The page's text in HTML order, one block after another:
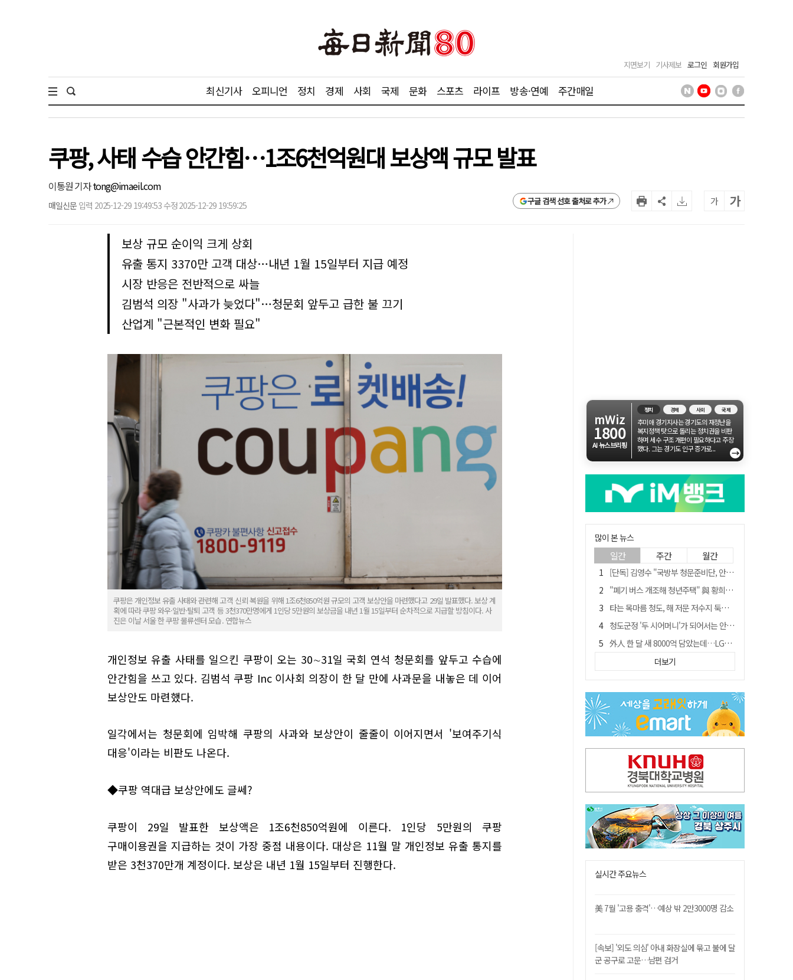
지면보기 기사제보 로그인 회원가입
최신기사 오피니언 정치 경제 사회 국제 문화 스포츠 라이프 방송·연예 주간매일
쿠팡, 사태 수습 안간힘…1조6천억원대 보상액 규모 발표
이통원 기자tong@imaeil.com
매일신문 입력 2025-12-29 19:49:53 수정 2025-12-29 19:59:25 구글 검색 선호 출처로 추가 가 가
보상 규모 순이익 크게 상회
유출 통지 3370만 고객 대상…내년 1월 15일부터 지급 예정
시장 반응은 전반적으로 싸늘
김범석 의장 "사과가 늦었다"…청문회 앞두고 급한 불 끄기
산업계 "근본적인 변화 필요"
쿠팡은 개인정보 유출 사태와 관련해 고객 신뢰 복원을 위해 1조6천850억원 규모의 고객 보상안을 마련했다고 29일 발표했다. 보상 계
획에 따라 쿠팡 와우·일반·탈퇴 고객 등 3천370만명에게 1인당 5만원의 보상금을 내년 1월 15일부터 순차적으로 지급할 방침이다. 사
진은 이날 서울 한 쿠팡 물류센터 모습. 연합뉴스
개인정보 유출 사태를 일으킨 쿠팡이 오는 30∼31일 국회 연석 청문회를 앞두고 수습에
안간힘을 쓰고 있다. 김범석 쿠팡 Inc 이사회 의장이 한 달 만에 사과문을 내놓은 데 이어
보상안도 마련했다.
일각에서는 청문회에 임박해 쿠팡의 사과와 보상안이 줄줄이 이어지면서 '보여주기식
대응'이라는 비판도 나온다.
◆쿠팡 역대급 보상안에도 글쎄?
쿠팡이 29일 발표한 보상액은 1조6천850억원에 이른다. 1인당 5만원의 쿠팡
구매이용권을 지급하는 것이 가장 중점 내용이다. 대상은 11월 말 개인정보 유출 통지를
받은 3천370만개 계정이다. 보상은 내년 1월 15일부터 진행한다.
mWiz
1800
AI 뉴스브리핑
정치 경제 사회 국제
추미애 경기지사는 경기도의 재정난을
복지정책 탓으로 돌리는 정치권을 비판
하며 세수 구조 개편이 필요하다고 주장
했다. 그는 경기도 인구 증가로...
→
많이 본 뉴스
일간 주간 월간
[단독] 김영수 "국방부 청문준비단, 안규백 탈영 알고있었다"
"폐기 버스 개조해 청년주택" 與 황희…'딸 학비는 年 4200만원'
타는 목마름 청도, 해 저문 저수지 둑에 군수가 서 있었다
청도군정 '두 시어머니'가 되어서는 안된다
外人 한 달 새 8000억 담았는데…LG이노텍 목표주가는 왜 엇갈릴까
임시휴업 들어갔던 홈플러스 영주점, 7일 영업 재개…지하 1층만 운영
SK하이닉스, 주당 375원 분기 배당 공시…"3분기 중 주주환원 방안 확정"
이의준 전 경북도 새마을봉사과장, 제28대 울릉군 부군수 취임
"상법개정해도 주주가 '봉'"…하이닉스 솔리다임 상장설에 술렁[개미와글와글]
더보기
실시간 주요뉴스
美 7월 '고용 충격'…예상 밖 2만3000명 감소
[속보] '외도 의심' 아내 화장실에 묶고 불에 달
군 공구로 고문…남편 검거